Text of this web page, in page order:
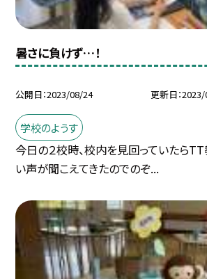
暑さに負けず…！
公開日 2023/08/24 更新日
学校のようす
今日の２校時、校内を見回っていたら
い声が聞こえてきたのでのぞ...